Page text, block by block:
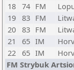
18 74 FM
19 83 FM
20 83 FM
21
65 IM
22 65 IM
FM Strybuk